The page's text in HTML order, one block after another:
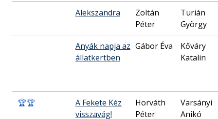
Alekszandra
Zoltán
Péter
Turián
György
Anyák napja az
állatkertben
Gábor Éva
Kőváry
Katalin
🏆🏆
A Fekete Kéz
visszavág!
Horváth
Péter
Varsányi
Anikó